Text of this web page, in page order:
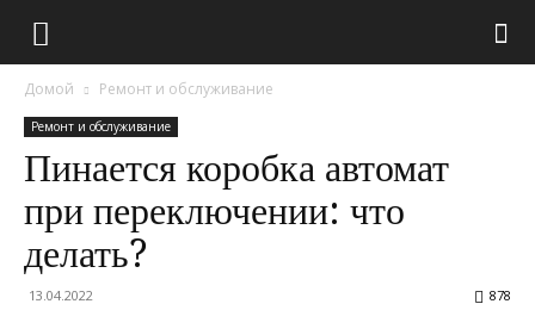
Домой Ремонт и обслуживание
Ремонт и обслуживание
Пинается коробка автомат
при переключении: что
делать?
13.04.2022 878